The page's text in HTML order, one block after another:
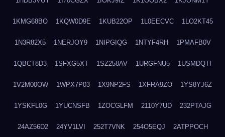
1KMG68BO 1KQW0D9E 1KUB22OP 1L0EECVC 1LO2KT45
1N3R82X5 1NERJOY9 1NIPGIQG 1NTYF4RH 1PMAFB0V
1QBCT8D3 1SFXG5XT 1SZ258AV 1URGFNU5 1USMDQTI
1V2M00OW 1WPX7P03 1X9NP2FS 1XFRA9ZO 1YS8YJ6Z
1YSKFL0G 1YUCNSFB 1ZOCGLFM 2110Y7UD 232PTAJG
24AZ56D2 24YV1LVI 252T7VNK 254O5EQJ 2ATPPOCH